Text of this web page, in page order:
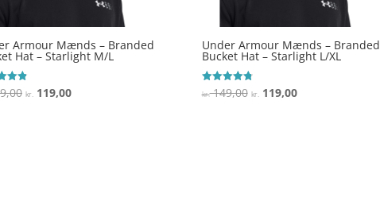
Armour Mænds – Branded
Hat – Starlight M/L
Den
kr.119,00Den
Under Armour Mænds – Branded
Bucket Hat – Starlight L/XL
Vurderet
4.8
kr.149,00 Den
kr.119,00Den